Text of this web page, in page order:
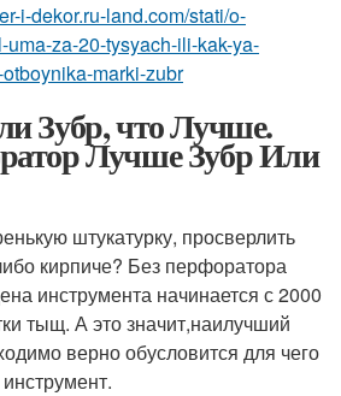
i-dekor.ru-land.com/stati/o-
uma-za-20-tysyach-ili-kak-ya-
marki-zubr
Зубр, что Лучше.
Лучше Зубр Или
штукатурку, просверлить
кирпиче? Без перфоратора
инструмента начинается с 2000
тыщ. А это значит,наилучший
верно обусловится для чего